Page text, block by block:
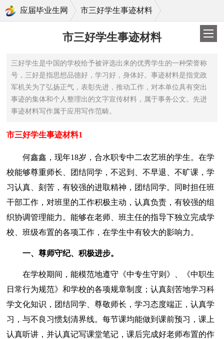
应届毕业生网 市三好学生事迹材料
市三好学生事迹材料
三好学生是中国的学校给予被评选出来的优秀学生的一种荣誉称
号，三好是指思想品德好，学习好，身体好。事迹材料是指党政
军机关为了弘扬正气，表彰先进，推动工作，对本单位具有突出
事迹的集体和个人整理出的文字宣传材料，属于事务公文。先进
事迹材料写作属于应用写作范畴。
市三好学生事迹材料1
何鑫鑫，现年18岁，合水职专中二农艺班的学生。在学
校能够尊重师长、团结同学，不迟到、不早退、不旷课，学
习认真、刻苦，有较强的进取精神，团结同学。同时担任班
干部工作，对班里的工作积极主动，认真负责，有较强的组
织协调管理能力。能够在老师、班主任的指导下独立完成学
校、班级布置的各项工作，在学生中有较大的影响力。
一、尊师守纪、积极进步。
在学校期间，能模范地遵守《中专生守则》、《中职生
日常行为规范》和学校的各项规章制度；认真刻苦地学习科
学文化知识，团结同学、尊敬师长，学习态度端正，认真学
习，与不良习惯划清界线。每节课均能做到课前预习，课上
认真听讲，并认真记写课堂笔记，课后完成好老师布置的作